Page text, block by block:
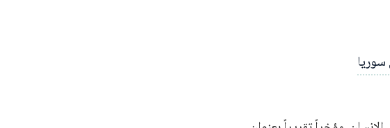
سوريا